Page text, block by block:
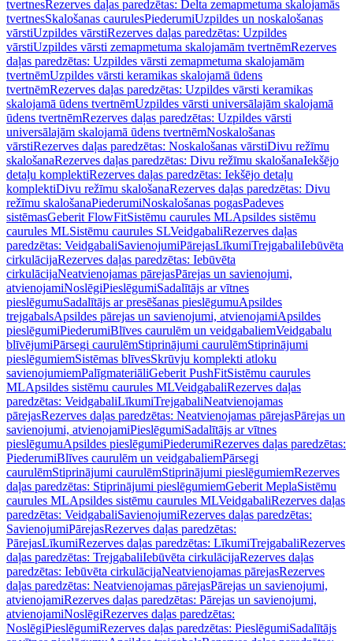
tvertnesRezerves daļas paredzētas: Delta zemapmetuma skalojamās
tvertnesSkalošanas caurulesPiederumiUzpildes un noskalošanas
vārstiUzpildes vārstiRezerves daļas paredzētas: Uzpildes
vārstiUzpildes vārsti zemapmetuma skalojamām tvertnēmRezerves
daļas paredzētas: Uzpildes vārsti zemapmetuma skalojamām
tvertnēmUzpildes vārsti keramikas skalojamā ūdens
tvertnēmRezerves daļas paredzētas: Uzpildes vārsti keramikas
skalojamā ūdens tvertnēmUzpildes vārsti universālajām skalojamā
ūdens tvertnēmRezerves daļas paredzētas: Uzpildes vārsti
universālajām skalojamā ūdens tvertnēmNoskalošanas
vārstiRezerves daļas paredzētas: Noskalošanas vārstiDivu režīmu
skalošanaRezerves daļas paredzētas: Divu režīmu skalošanaIekšējo
detaļu komplektiRezerves daļas paredzētas: Iekšējo detaļu
komplektiDivu režīmu skalošanaRezerves daļas paredzētas: Divu
režīmu skalošanaPiederumiNoskalošanas pogasPadeves
sistēmasGeberit FlowFitSistēmu caurules MLApsildes sistēmu
caurules MLSistēmu caurules SLVeidgabaliRezerves daļas
paredzētas: VeidgabaliSavienojumiPārejasLīkumiTrejgabaliIebūvēta
cirkulācijaRezerves daļas paredzētas: Iebūvēta
cirkulācijaNeatvienojamas pārejasPārejas un savienojumi,
atvienojamiNoslēgiPieslēgumiSadalītājs ar vītnes
pieslēgumuSadalītājs ar presēšanas pieslēgumuApsildes
trejgabalsApsildes pārejas un savienojumi, atvienojamiApsildes
pieslēgumiPiederumiBlīves caurulēm un veidgabaliemVeidgabalu
blīvējumiPārsegi caurulēmStiprinājumi caurulēmStiprinājumi
pieslēgumiemSistēmas blīvesSkrūvju komplekti atloku
savienojumiemPalīgmateriāliGeberit PushFitSistēmu caurules
MLApsildes sistēmu caurules MLVeidgabaliRezerves daļas
paredzētas: VeidgabaliLīkumiTrejgabaliNeatvienojamas
pārejasRezerves daļas paredzētas: Neatvienojamas pārejasPārejas un
savienojumi, atvienojamiPieslēgumiSadalītājs ar vītnes
pieslēgumuApsildes pieslēgumiPiederumiRezerves daļas paredzētas:
PiederumiBlīves caurulēm un veidgabaliemPārsegi
caurulēmStiprinājumi caurulēmStiprinājumi pieslēgumiemRezerves
daļas paredzētas: Stiprinājumi pieslēgumiemGeberit MeplaSistēmu
caurules MLApsildes sistēmu caurules MLVeidgabaliRezerves daļas
paredzētas: VeidgabaliSavienojumiRezerves daļas paredzētas:
SavienojumiPārejasRezerves daļas paredzētas:
PārejasLīkumiRezerves daļas paredzētas: LīkumiTrejgabaliRezerves
daļas paredzētas: TrejgabaliIebūvēta cirkulācijaRezerves daļas
paredzētas: Iebūvēta cirkulācijaNeatvienojamas pārejasRezerves
daļas paredzētas: Neatvienojamas pārejasPārejas un savienojumi,
atvienojamiRezerves daļas paredzētas: Pārejas un savienojumi,
atvienojamiNoslēgiRezerves daļas paredzētas:
NoslēgiPieslēgumiRezerves daļas paredzētas: PieslēgumiSadalītājs